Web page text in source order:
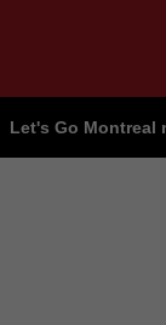
Let's Go Montreal